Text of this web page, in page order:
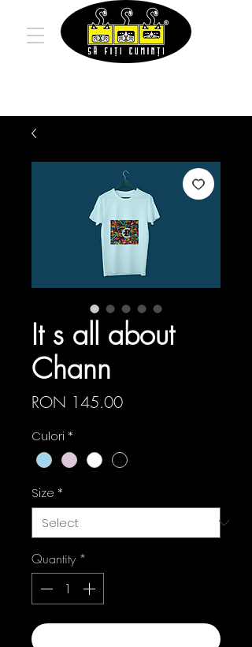
It s all about
Chann
RON 145.00Price
Culori *
Size *
Quantity *